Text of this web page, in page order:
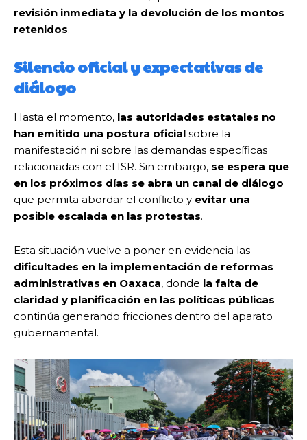
revisión inmediata y la devolución de los montos
retenidos.
Silencio oficial y expectativas de
diálogo
Hasta el momento, las autoridades estatales no
han emitido una postura oficial sobre la
manifestación ni sobre las demandas específicas
relacionadas con el ISR. Sin embargo, se espera que
en los próximos días se abra un canal de diálogo
que permita abordar el conflicto y evitar una
posible escalada en las protestas.
Esta situación vuelve a poner en evidencia las
dificultades en la implementación de reformas
administrativas en Oaxaca, donde la falta de
claridad y planificación en las políticas públicas
continúa generando fricciones dentro del aparato
gubernamental.